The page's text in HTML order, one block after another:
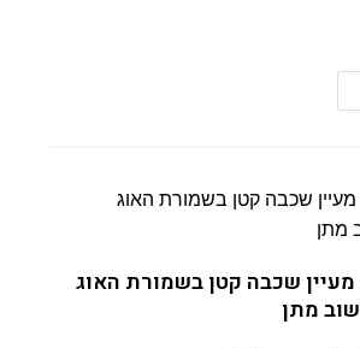
מעיין שכבה קטן בשמורת האוג
מתן